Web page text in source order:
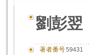
劉彭翌
著者番号59431